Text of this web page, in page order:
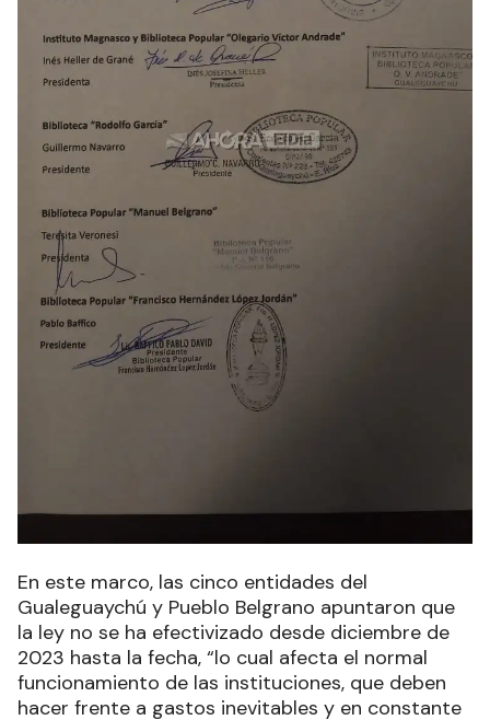
En este marco, las cinco entidades del
Gualeguaychú y Pueblo Belgrano apuntaron que
la ley no se ha efectivizado desde diciembre de
2023 hasta la fecha, “lo cual afecta el normal
funcionamiento de las instituciones, que deben
hacer frente a gastos inevitables y en constante